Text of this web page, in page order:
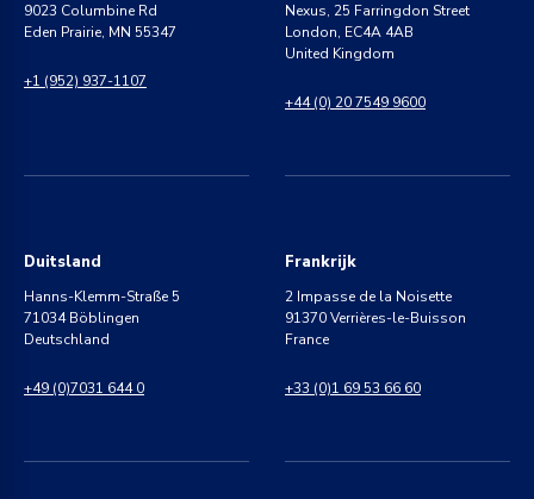
9023 Columbine Rd
Eden Prairie, MN 55347
+1 (952) 937-1107
Nexus, 25 Farringdon Street
London, EC4A 4AB
United Kingdom
+44 (0) 20 7549 9600
Duitsland
Hanns-Klemm-Straße 5
71034 Böblingen
Deutschland
+49 (0)7031 644 0
Frankrijk
2 Impasse de la Noisette
91370 Verrières-le-Buisson
France
+33 (0)1 69 53 66 60